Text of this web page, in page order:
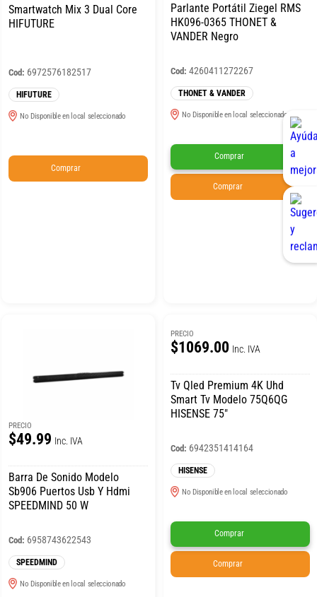
Smartwatch Mix 3 Dual Core
HIFUTURE
Cod: 6972576182517
HIFUTURE
No Disponible en local seleccionado
Comprar
Parlante Portátil Ziegel RMS
HK096-0365 THONET &
VANDER Negro
Cod: 4260411272267
THONET & VANDER
No Disponible en local seleccionado
Comprar
Comprar
PRECIO
$49.99 Inc. IVA
Barra De Sonido Modelo
Sb906 Puertos Usb Y Hdmi
SPEEDMIND 50 W
Cod: 6958743622543
SPEEDMIND
No Disponible en local seleccionado
PRECIO
$1069.00 Inc. IVA
Tv Qled Premium 4K Uhd
Smart Tv Modelo 75Q6QG
HISENSE 75″
Cod: 6942351414164
HISENSE
No Disponible en local seleccionado
Comprar
Comprar